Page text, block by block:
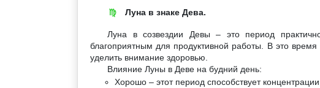
♍ Луна в знаке Дева.
Луна в созвездии Девы – это период
благоприятным для продуктивной работы. В это время
уделить внимание здоровью.
Влияние Луны в Деве на будний день:
Хорошо – этот период способствует